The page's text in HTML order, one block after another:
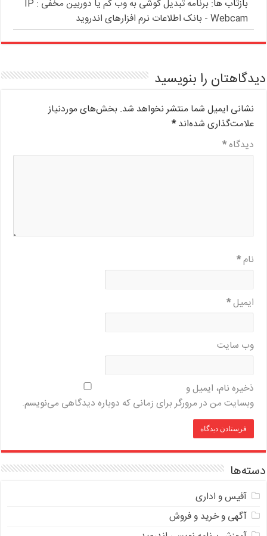
بازتاب ها:
برنامه تبدیل گوشی به وب کم یا دوربین مخفی : IP
Webcam - بانک اطلاعات نرم افزارهای اندروید
دیدگاهتان را بنویسید
نشانی ایمیل شما منتشر نخواهد شد. بخش‌های موردنیاز
علامت‌گذاری شده‌اند*
دیدگاه*
نام*
ایمیل*
وب‌ سایت
ذخیره نام، ایمیل و
وبسایت من در مرورگر برای زمانی که دوباره دیدگاهی می‌نویسم.
دسته‌ها
آفیس و اداری
آگهی و خرید و فروش